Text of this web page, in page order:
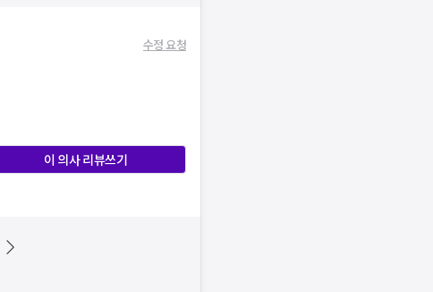
수정 요청
이 의사 리뷰쓰기